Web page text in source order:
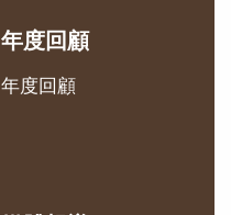
年度回顧
年度回顧